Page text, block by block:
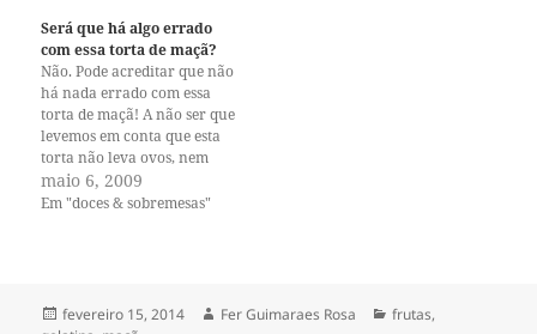
Será que há algo errado
com essa torta de maçã?
Não. Pode acreditar que não
há nada errado com essa
torta de maçã! A não ser que
levemos em conta que esta
torta não leva ovos, nem
farinha, nem leite, nem
manteiga. Essa é uma torta de
maio 6, 2009
Em "doces & sobremesas"
Publicado
fevereiro 15, 2014 Autor
Fer Guimaraes Rosa Categorias
frutas,